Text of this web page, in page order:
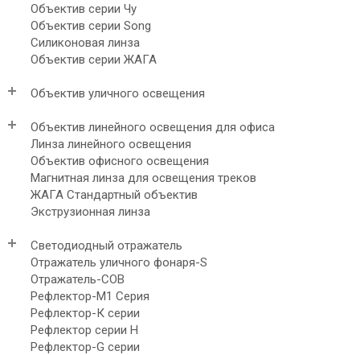
Объектив серии Чу
Объектив серии Song
Силиконовая линза
Объектив серии ЖАГА
Объектив уличного освещения
Объектив линейного освещения для офиса
Линза линейного освещения
Объектив офисного освещения
Магнитная линза для освещения треков
ЖАГА Стандартный объектив
Экструзионная линза
Светодиодный отражатель
Отражатель уличного фонаря-S
Отражатель-COB
Рефлектор-М1 Серия
Рефлектор-К серии
Рефлектор серии H
Рефлектор-G серии